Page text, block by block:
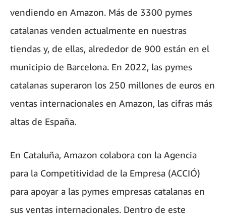
vendiendo en Amazon. Más de 3300 pymes
catalanas venden actualmente en nuestras
tiendas y, de ellas, alrededor de 900 están en el
municipio de Barcelona. En 2022, las pymes
catalanas superaron los 250 millones de euros en
ventas internacionales en Amazon, las cifras más
altas de España.
En Cataluña, Amazon colabora con la Agencia
para la Competitividad de la Empresa (ACCIÓ)
para apoyar a las pymes empresas catalanas en
sus ventas internacionales. Dentro de este